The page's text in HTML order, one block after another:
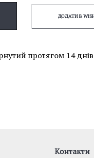
ДОДАТИ В
протягом 14
Контакти